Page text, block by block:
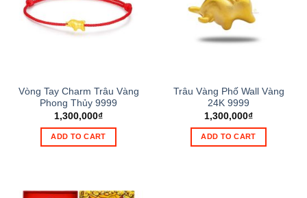
Vòng Tay Charm Trâu Vàng
Phong Thủy 9999
1,300,000₫
ADD TO CART
Trâu Vàng Phố Wall Vàng
24K 9999
1,300,000₫
ADD TO CART